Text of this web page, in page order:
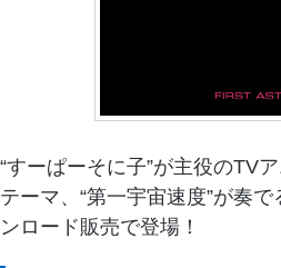
“すーぱーそに子”が主役のTV
テーマ、“第一宇宙速度”が奏
ンロード販売で登場！